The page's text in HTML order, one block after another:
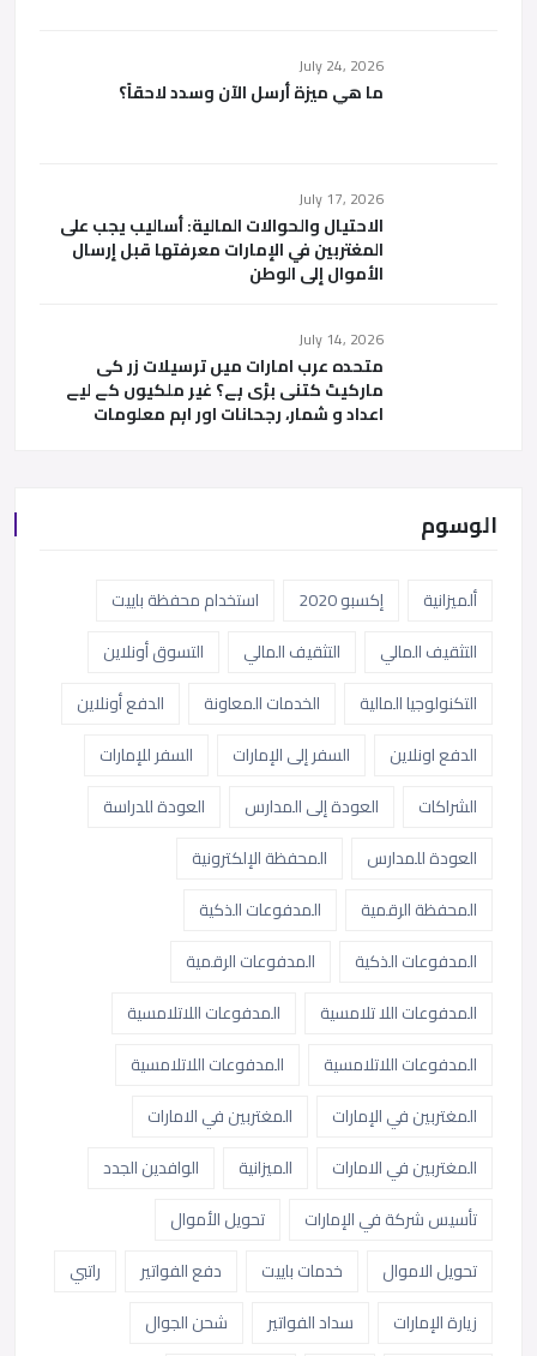
July 24, 2026
ما هي ميزة أرسل الآن وسدد لاحقاً؟
July 17, 2026
الاحتيال والحوالات المالية: أساليب يجب على
المغتربين في الإمارات معرفتها قبل إرسال
الأموال إلى الوطن
July 14, 2026
متحدہ عرب امارات میں ترسیلات زر کی
مارکیٹ کتنی بڑی ہے؟ غیر ملکیوں کے لیے
اعداد و شمار، رجحانات اور اہم معلومات
الوسوم
ألميزانية إكسبو 2020
استخدام محفظة باييت
التثقيف المالي
التثقيف المالي
التسوق أونلاين
التكنولوجيا المالية
الخدمات المعاونة
الدفع أونلاين
الدفع اونلاين
السفر إلى الإمارات
السفر للإمارات
الشراكات
العودة إلى المدارس
العودة للدراسة
العودة للمدارس
المحفظة الإلكترونية
المحفظة الرقمية
المدفوعات الذكية
المدفوعات الذكية
المدفوعات الرقمية
المدفوعات اللا تلامسية
المدفوعات اللاتلامسية
المدفوعات اللاتلامسية
المدفوعات اللاتلامسية
المغتربين في الإمارات
المغتربين في الامارات
المغتربين في الامارات
الميزانية
الوافدين الجدد
تأسيس شركة في الإمارات
تحويل الأموال
تحويل الاموال
خدمات باييت دفع الفواتير
راتبي
زيارة الإمارات
سداد الفواتير
شحن الجوال